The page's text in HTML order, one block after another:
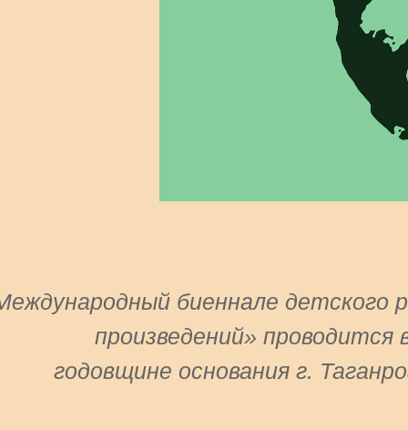
биеннале детского
произведений»
годовщине основания г.